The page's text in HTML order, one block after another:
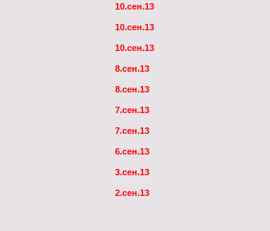
10.сен.13
10.сен.13
10.сен.13
8.сен.13
8.сен.13
7.сен.13
7.сен.13
6.сен.13
3.сен.13
2.сен.13